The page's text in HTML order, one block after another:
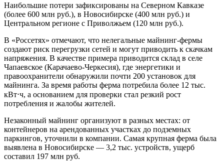
Наибольшие потери зафиксированы на Северном Кавказе
(более 600 млн руб.), в Новосибирске (400 млн руб.) и
Центральном регионе с Приволжьем (120 млн руб.).
В «Россетях» отмечают, что нелегальные майнинг-фермы
создают риск перегрузки сетей и могут приводить к скачкам
напряжения. В качестве примера приводится склад в селе
Чапаевское (Карачаево-Черкесия), где энергетики и
правоохранители обнаружили почти 200 установок для
майнинга. За время работы ферма потребила более 12 тыс.
кВт⋅ч, а основанием для проверки стал резкий рост
потребления и жалобы жителей.
Незаконный майнинг организуют в разных местах: от
контейнеров на арендованных участках до подземных
паркингов, уточнили в компании. Самая крупная ферма была
выявлена в Новосибирске — 3,2 тыс. устройств, ущерб
составил 197 млн руб.